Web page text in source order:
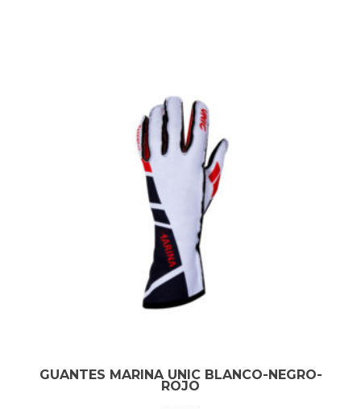
GUANTES MARINA UNIC BLANCO-NEGRO-
ROJO